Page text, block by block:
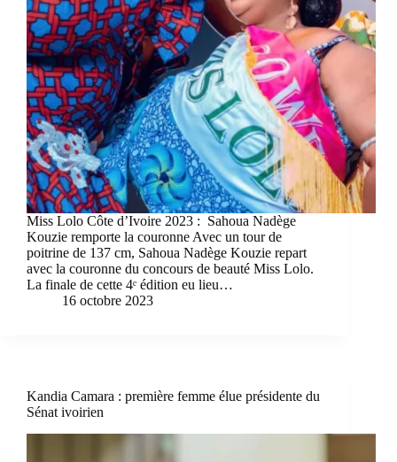
Miss Lolo Côte d’Ivoire 2023 : Sahoua Nadège
Kouzie remporte la couronne Avec un tour de
poitrine de 137 cm, Sahoua Nadège Kouzie repart
avec la couronne du concours de beauté Miss Lolo.
La finale de cette 4ᵉ édition eu lieu…
16 octobre 2023
Kandia Camara : première femme élue présidente du
Sénat ivoirien